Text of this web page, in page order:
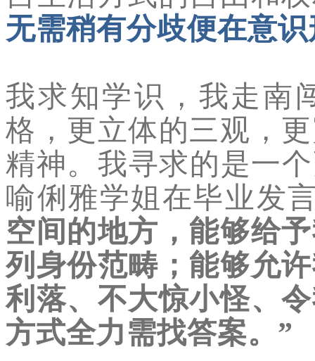
无需稍有分歧便在意
我求知学识，我走南
格，更立体的三观，
精神。我寻求的是一
喻俐雅学姐在毕业发
空间的地方，能够给
列身份范畴；能够允
利落、不大惊小怪、
方式全力需找答案。”